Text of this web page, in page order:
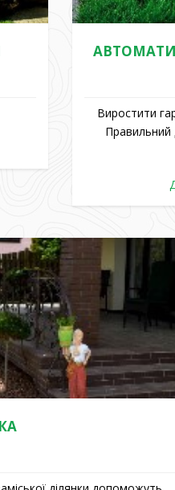
Виростити
Правильний